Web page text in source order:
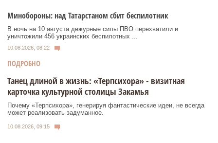
Минобороны: над Татарстаном сбит беспилотник
В ночь на 10 августа дежурные силы ПВО перехватили и
уничтожили 456 украинских беспилотных ...
10.08.2026, 08:22
ПОДРОБНО
Танец длиной в жизнь: «Терпсихора» - визитная
карточка культурной столицы Закамья
Почему «Терпсихора», генерируя фантастические идеи, не всегда
может реализовать задуманное.
10.08.2026, 09:15